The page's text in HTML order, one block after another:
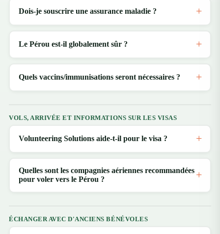
Dois-je souscrire une assurance maladie ?
Le Pérou est-il globalement sûr ?
Quels vaccins/immunisations seront nécessaires ?
VOLS, ARRIVÉE ET INFORMATIONS SUR LES VISAS
Volunteering Solutions aide-t-il pour le visa ?
Quelles sont les compagnies aériennes recommandées
pour voler vers le Pérou ?
ÉCHANGER AVEC D'ANCIENS BÉNÉVOLES